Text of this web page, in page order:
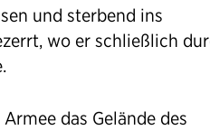
und sterbend ins
wo er schließlich
das Gelände des